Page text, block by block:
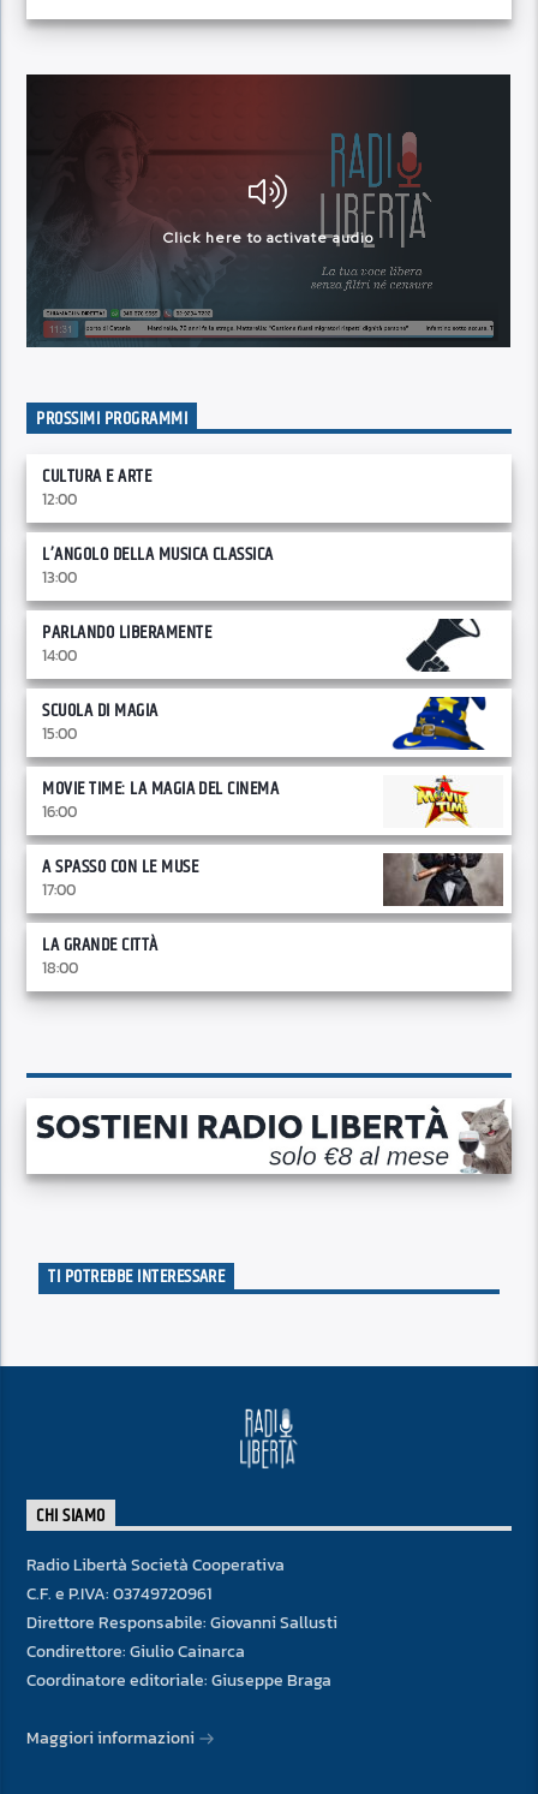
PROSSIMI PROGRAMMI
CULTURA E ARTE
12:00
L’ANGOLO DELLA MUSICA CLASSICA
13:00
PARLANDO LIBERAMENTE
14:00
SCUOLA DI MAGIA
15:00
MOVIE TIME: LA MAGIA DEL CINEMA
16:00
A SPASSO CON LE MUSE
17:00
LA GRANDE CITTÀ
18:00
TI POTREBBE INTERESSARE
CHI SIAMO
Radio Libertà Società Cooperativa
C.F. e P.IVA: 03749720961
Direttore Responsabile: Giovanni Sallusti
Condirettore: Giulio Cainarca
Coordinatore editoriale: Giuseppe Braga
Maggiori informazioni